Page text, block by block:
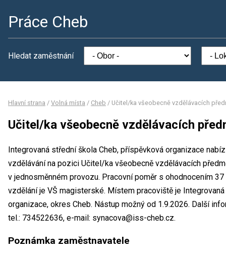
Práce Cheb
Hledat zaměstnání
Hlavní strana / Volná místa / Cheb / Učitel/ka všeobecně vzdělávacích
Učitel/ka všeobecně vzdělávacích
Integrovaná střední škola Cheb, příspěvková organizace
vzdělávání na pozici Učitel/ka všeobecně vzdělávacích
v jednosměnném provozu. Pracovní poměr s ohodnocením
vzdělání je VŠ magisterské. Místem pracoviště je
organizace, okres Cheb. Nástup možný od 1.9.2026. Další
tel.: 734522636, e-mail: synacova@iss-cheb.cz.
Poznámka zaměstnavatele